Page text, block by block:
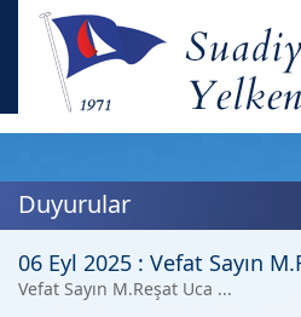
Duyurular
06 Eyl 2025 : Vefat Sayın
Vefat Sayın M.Reşat Uca ...